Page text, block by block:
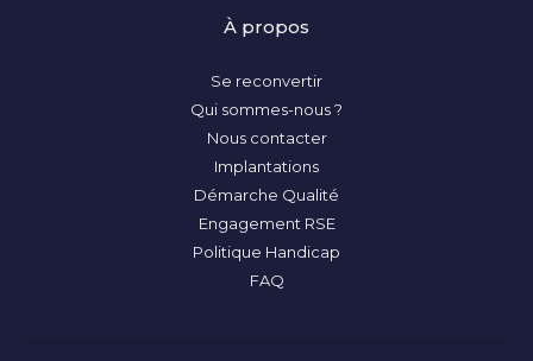
À propos
Se reconvertir
Qui sommes-nous ?
Nous contacter
Implantations
Démarche Qualité
Engagement RSE
Politique Handicap
FAQ